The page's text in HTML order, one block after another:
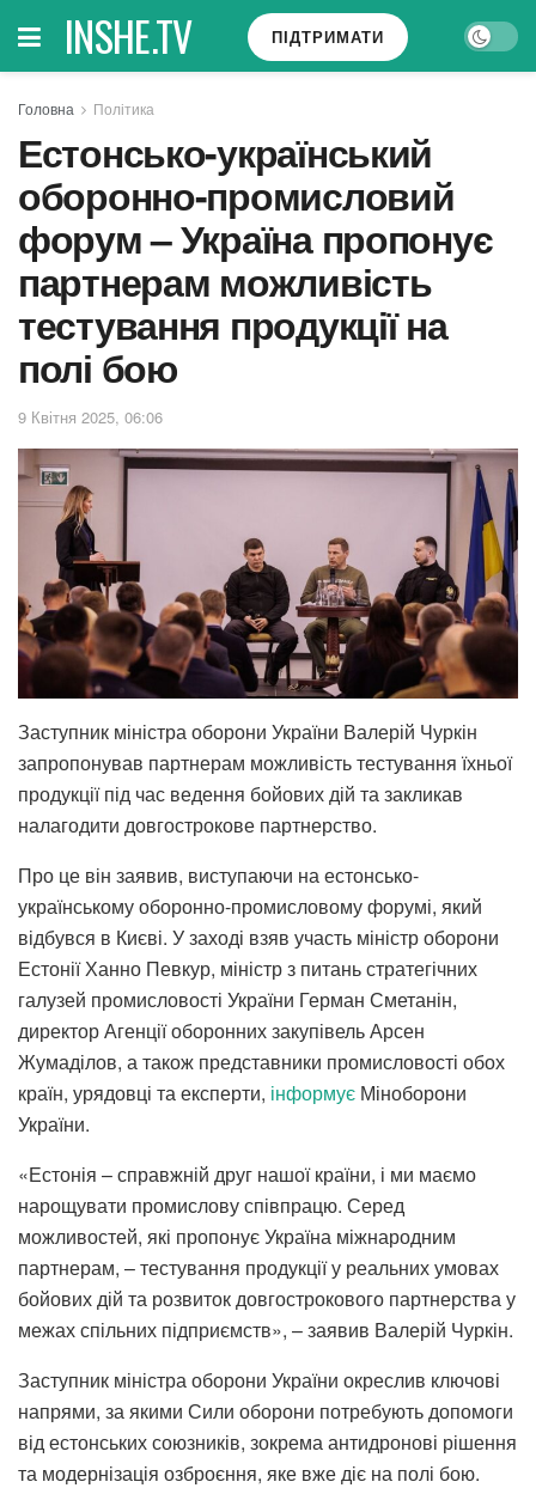
INSHE.TV ПІДТРИМАТИ
Головна Політика
Естонсько-український
оборонно-промисловий
форум – Україна пропонує
партнерам можливість
тестування продукції на
полі бою
9 Квітня 2025, 06:06
Заступник міністра оборони України Валерій Чуркін
запропонував партнерам можливість тестування їхньої
продукції під час ведення бойових дій та закликав
налагодити довгострокове партнерство.
Про це він заявив, виступаючи на естонсько-
українському оборонно-промисловому форумі, який
відбувся в Києві. У заході взяв участь міністр оборони
Естонії Ханно Певкур, міністр з питань стратегічних
галузей промисловості України Герман Сметанін,
директор Агенції оборонних закупівель Арсен
Жумаділов, а також представники промисловості обох
країн, урядовці та експерти, інформує Міноборони
України.
«Естонія – справжній друг нашої країни, і ми маємо
нарощувати промислову співпрацю. Серед
можливостей, які пропонує Україна міжнародним
партнерам, – тестування продукції у реальних умовах
бойових дій та розвиток довгострокового партнерства у
межах спільних підприємств», – заявив Валерій Чуркін.
Заступник міністра оборони України окреслив ключові
напрями, за якими Сили оборони потребують допомоги
від естонських союзників, зокрема антидронові рішення
та модернізація озброєння, яке вже діє на полі бою.